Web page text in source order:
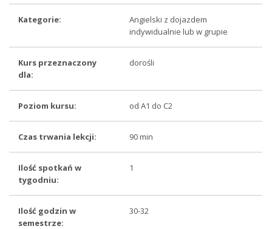
Kategorie:
Angielski z dojazdem
indywidualnie lub w grupie
Kurs przeznaczony
dla:
dorośli
Poziom kursu: od A1 do C2
Czas trwania lekcji: 90 min
Ilość spotkań w
tygodniu:
1
Ilość godzin w
semestrze:
30-32